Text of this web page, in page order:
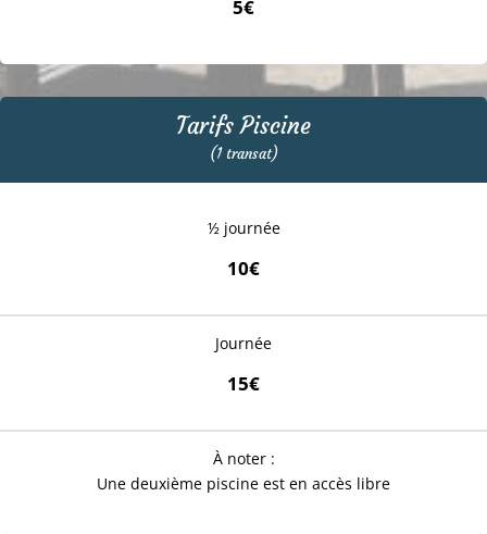
5€
Tarifs Piscine
(1 transat)
½ journée
10€
Journée
15€
À noter :
Une deuxième piscine est en accès libre